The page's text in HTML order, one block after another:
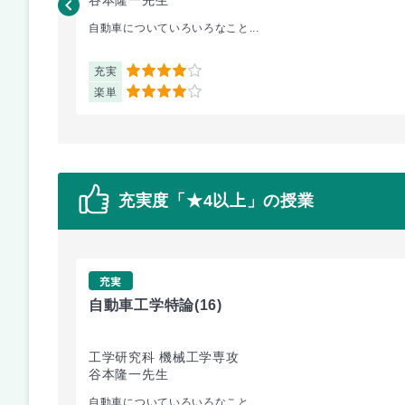
自動車についていろいろなこと...
充実 4
楽単 4
充実度「★4以上」の授業
充実
自動車工学特論(16)
工学研究科 機械工学専攻
谷本隆一先生
自動車についていろいろなこと...